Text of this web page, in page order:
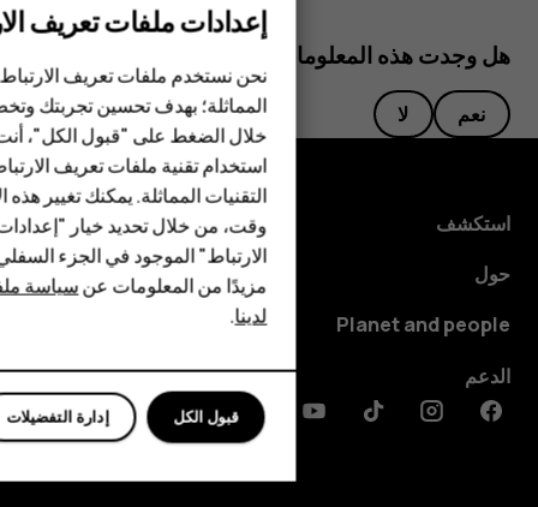
الهواتف الذكية
الهواتف المميزة
الأكسسوارات
HMD Terra M
HMD DUB
HMD Watch
للأعمال
هل وجدت هذه المعلومات مفيدة؟
نعم لا
استكشف
حول
Planet and people
الدعم
Facebook
Instagram
Tiktok
Youtube
Linkedin
Discord
إعدادات ملفات تعريف
نحن نستخدم ملفات تعريف
المماثلة؛ بهدف تحسين تجربتك
خلال الضغط على "قبول الكل"،
استخدام تقنية ملفات تعريف
التقنيات المماثلة. يمكنك تغيير
وقت، من خلال تحديد خيار
الارتباط" الموجود في الجزء
مزيدًا من المعلومات عنسياسة
لدينا.
إدارة التفضيلات قبول الكل